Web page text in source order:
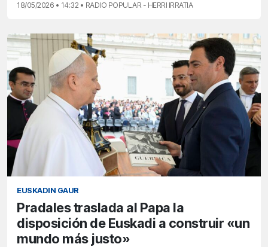
18/05/2026 • 14:32 • RADIO POPULAR - HERRI IRRATIA
EUSKADIN GAUR
Pradales traslada al Papa la
disposición de Euskadi a construir «un
mundo más justo»